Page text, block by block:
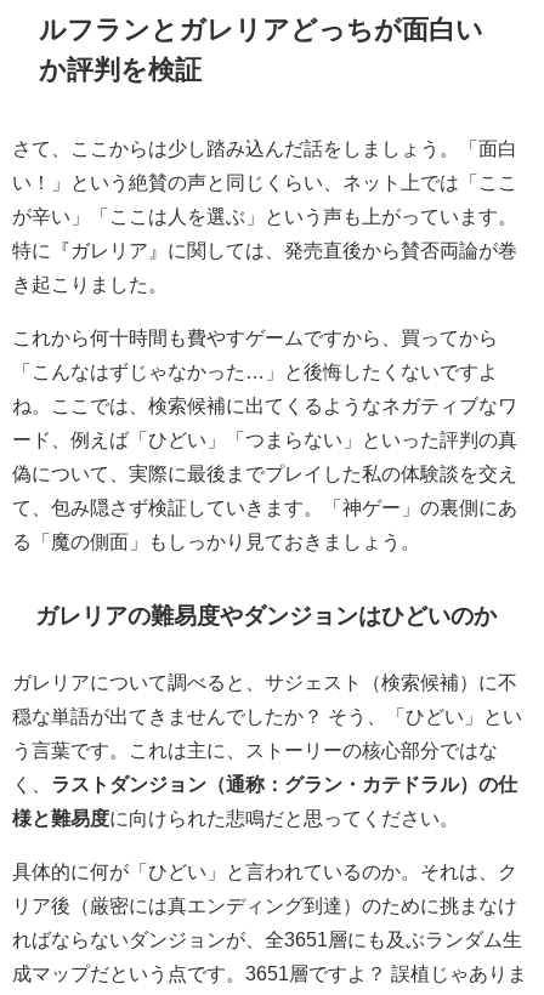
ルフランとガレリアどっちが面白い
か評判を検証
さて、ここからは少し踏み込んだ話をしましょう。「面白
い！」という絶賛の声と同じくらい、ネット上では「ここ
が辛い」「ここは人を選ぶ」という声も上がっています。
特に『ガレリア』に関しては、発売直後から賛否両論が巻
き起こりました。
これから何十時間も費やすゲームですから、買ってから
「こんなはずじゃなかった…」と後悔したくないですよ
ね。ここでは、検索候補に出てくるようなネガティブなワ
ード、例えば「ひどい」「つまらない」といった評判の真
偽について、実際に最後までプレイした私の体験談を交え
て、包み隠さず検証していきます。「神ゲー」の裏側にあ
る「魔の側面」もしっかり見ておきましょう。
ガレリアの難易度やダンジョンはひどいのか
ガレリアについて調べると、サジェスト（検索候補）に不
穏な単語が出てきませんでしたか？ そう、「ひどい」とい
う言葉です。これは主に、ストーリーの核心部分ではな
く、 ラストダンジョン（通称：グラン・カテドラル）の仕
様と難易度に向けられた悲鳴だと思ってください。
具体的に何が「ひどい」と言われているのか。それは、ク
リア後（厳密には真エンディング到達）のために挑まなけ
ればならないダンジョンが、 全3651層にも及ぶランダム生
成マップだという点です。3651層ですよ？ 誤植じゃありま